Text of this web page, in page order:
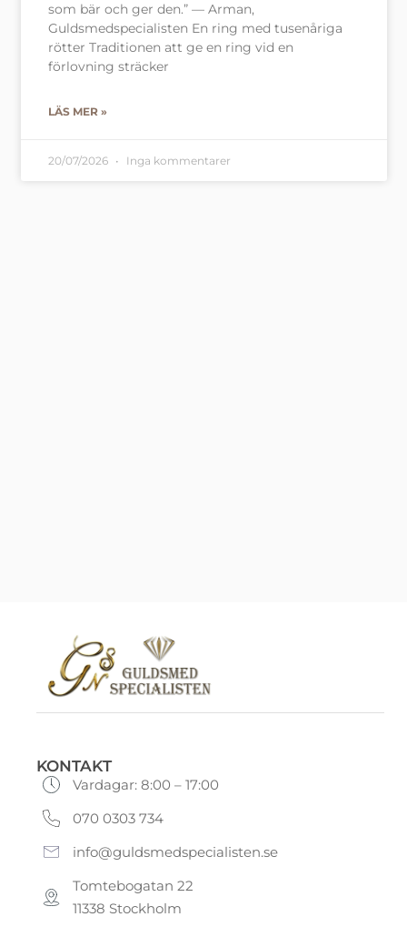
som bär och ger den.” — Arman,
Guldsmedspecialisten En ring med tusenåriga
rötter Traditionen att ge en ring vid en
förlovning sträcker
LÄS MER »
20/07/2026 Inga kommentarer
KONTAKT
Vardagar: 8:00 – 17:00
070 0303 734
info@guldsmedspecialisten.se
Tomtebogatan 22
11338 Stockholm